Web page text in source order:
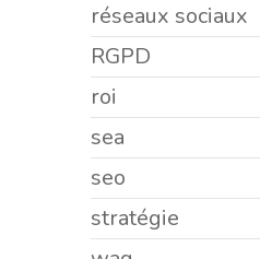
réseaux sociaux
RGPD
roi
sea
seo
stratégie